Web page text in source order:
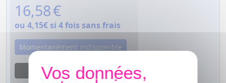
16,58€
ou 4,15€ si 4 fois sans frais
Momentanément indisponible
M'avertir dès que le produit sera disponible